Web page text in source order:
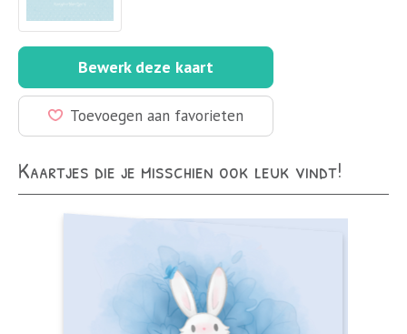
Bewerk deze kaart
Toevoegen aan favorieten
Kaartjes die je misschien ook leuk vindt!